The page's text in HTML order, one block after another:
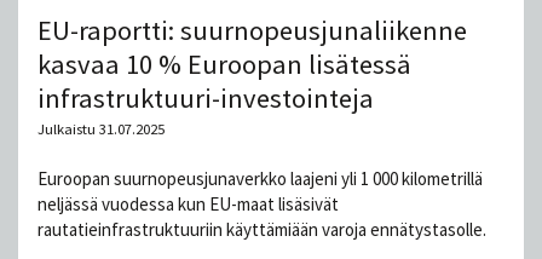
EU-raportti: suurnopeusjunaliikenne
kasvaa 10 % Euroopan lisätessä
infrastruktuuri-investointeja
Julkaistu 31.07.2025
Euroopan suurnopeusjunaverkko laajeni yli 1 000 kilometrillä
neljässä vuodessa kun EU-maat lisäsivät
rautatieinfrastruktuuriin käyttämiään varoja ennätystasolle.